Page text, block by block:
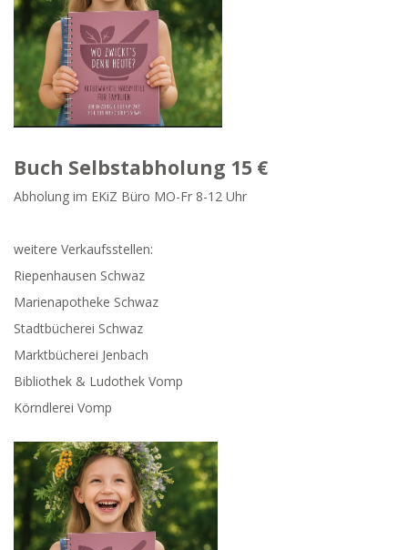
Buch Selbstabholung 15 €
Abholung im EKiZ Büro MO-Fr 8-12 Uhr
weitere Verkaufsstellen:
Riepenhausen Schwaz
Marienapotheke Schwaz
Stadtbücherei Schwaz
Marktbücherei Jenbach
Bibliothek & Ludothek Vomp
Körndlerei Vomp